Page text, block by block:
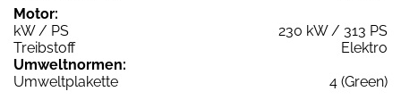
Motor:
kW / PS
230 kW / 313 PS
Treibstoff
Elektro
Umweltnormen:
Umweltplakette
4 (Green)